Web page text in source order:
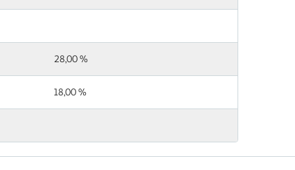
28,00 %
18,00 %